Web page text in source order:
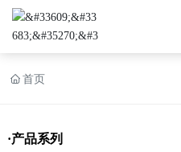
网站首页
首页
·产品系列